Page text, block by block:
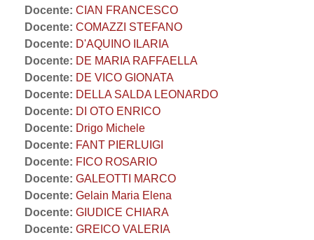
Docente: CIAN FRANCESCO
Docente: COMAZZI STEFANO
Docente: D'AQUINO ILARIA
Docente: DE MARIA RAFFAELLA
Docente: DE VICO GIONATA
Docente: DELLA SALDA LEONARDO
Docente: DI OTO ENRICO
Docente: Drigo Michele
Docente: FANT PIERLUIGI
Docente: FICO ROSARIO
Docente: GALEOTTI MARCO
Docente: Gelain Maria Elena
Docente: GIUDICE CHIARA
Docente: GREICO VALERIA